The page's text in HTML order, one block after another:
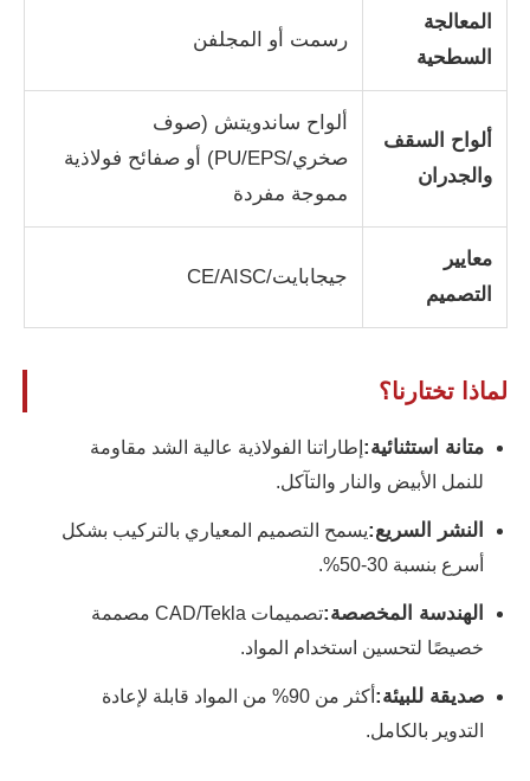
اتصل بنا
أخبار
جميع القضايا
بناء هيكل الصلب
ورشة الهياكل الفولاذية
مستودع الهياكل الصلبة
مخزن الهياكل الفولاذية
هيكل فولاذي ثقيل
جسر الهيكل الحديدي
المعالجة
السطحية
رسمت أو المجلفن
ألواح السقف
والجدران
ألواح ساندويتش (صوف
صخري/PU/EPS) أو صفائح فولاذية
مموجة مفردة
معايير
التصميم
جيجابايت/CE/AISC
لماذا تختارنا؟
متانة استثنائية: إطاراتنا الفولاذية عالية الشد مقاومة
للنمل الأبيض والنار والتآكل.
النشر السريع:يسمح التصميم المعياري بالتركيب بشكل
أسرع بنسبة 30-50%.
الهندسة المخصصة:
تصميمات CAD/Tekla مصممة
خصيصًا لتحسين استخدام المواد.
صديقة للبيئة:
أكثر من 90% من المواد قابلة لإعادة
التدوير بالكامل.